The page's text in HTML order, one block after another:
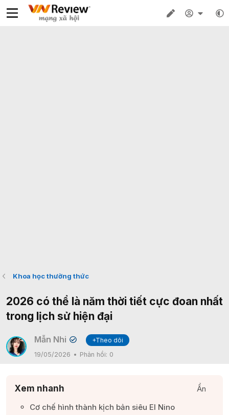
Khoa học thường thức
2026 có thể là năm thời tiết cực đoan nhất
trong lịch sử hiện đại
Mẫn Nhi ✔
+Theo dõi
19/05/2026
Phản hồi: 0
Xem nhanh
Ẩn
Cơ chế hình thành kịch bản siêu El Nino​